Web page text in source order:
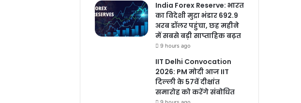
India Forex Reserve: भारत
का विदेशी मुद्रा भंडार 692.9
अरब डॉलर पहुंचा, छह महीने
में सबसे बड़ी साप्ताहिक बढ़त
9 hours ago
IIT Delhi Convocation
2026: PM मोदी आज IIT
दिल्ली के 57वें दीक्षांत
समारोह को करेंगे संबोधित